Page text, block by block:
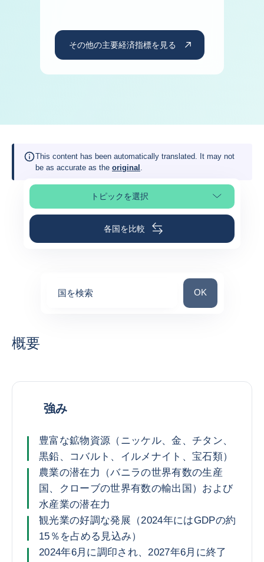
その他の主要経済指標を見る
This content has been automatically translated. It may not
be as accurate as the original .
トピックを選択
ページの選択
各国を比較
国を検索 国を検索
OK
概要
強み
豊富な鉱物資源（ニッケル、金、チタン、
黒鉛、コバルト、イルメナイト、宝石類）
農業の潜在力（バニラの世界有数の生産
国、クローブの世界有数の輸出国）および
水産業の潜在力
観光業の好調な発展（2024年にはGDPの約
15％を占める見込み）
2024年6月に調印され、2027年6月に終了